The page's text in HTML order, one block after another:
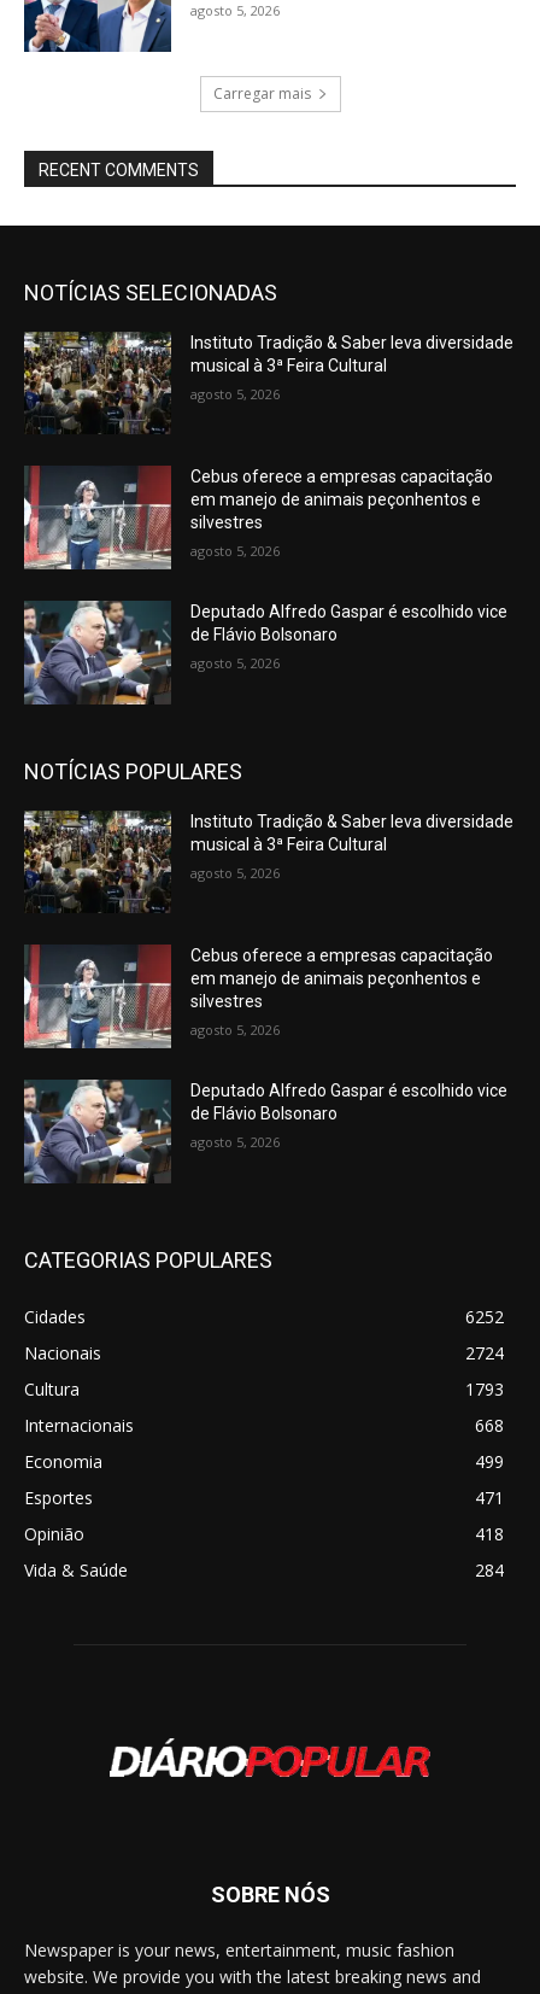
agosto 5, 2026
Carregar mais
RECENT COMMENTS
NOTÍCIAS SELECIONADAS
Instituto Tradição & Saber leva diversidade
musical à 3ª Feira Cultural
agosto 5, 2026
Cebus oferece a empresas capacitação
em manejo de animais peçonhentos e
silvestres
agosto 5, 2026
Deputado Alfredo Gaspar é escolhido vice
de Flávio Bolsonaro
agosto 5, 2026
NOTÍCIAS POPULARES
Instituto Tradição & Saber leva diversidade
musical à 3ª Feira Cultural
agosto 5, 2026
Cebus oferece a empresas capacitação
em manejo de animais peçonhentos e
silvestres
agosto 5, 2026
Deputado Alfredo Gaspar é escolhido vice
de Flávio Bolsonaro
agosto 5, 2026
CATEGORIAS POPULARES
Cidades
6252
Nacionais
2724
Cultura
1793
Internacionais
668
Economia
499
Esportes
471
Opinião
418
Vida & Saúde
284
SOBRE NÓS
Newspaper is your news, entertainment, music fashion
website. We provide you with the latest breaking news and